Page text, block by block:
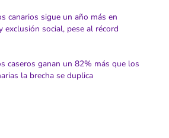
canarios sigue un año más en
exclusión social, pese al récord
caseros ganan un 82% más que los
la brecha se duplica